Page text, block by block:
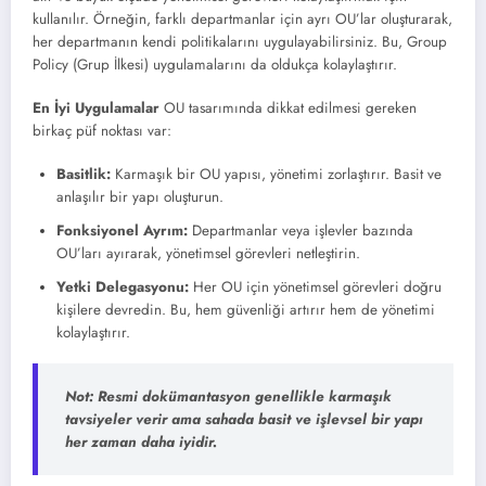
kullanılır. Örneğin, farklı departmanlar için ayrı OU’lar oluşturarak,
her departmanın kendi politikalarını uygulayabilirsiniz. Bu, Group
Policy (Grup İlkesi) uygulamalarını da oldukça kolaylaştırır.
En İyi Uygulamalar OU tasarımında dikkat edilmesi gereken
birkaç püf noktası var:
Basitlik: Karmaşık bir OU yapısı, yönetimi zorlaştırır. Basit ve
anlaşılır bir yapı oluşturun.
Fonksiyonel Ayrım: Departmanlar veya işlevler bazında
OU’ları ayırarak, yönetimsel görevleri netleştirin.
Yetki Delegasyonu: Her OU için yönetimsel görevleri doğru
kişilere devredin. Bu, hem güvenliği artırır hem de yönetimi
kolaylaştırır.
Not: Resmi dokümantasyon genellikle karmaşık
tavsiyeler verir ama sahada basit ve işlevsel bir yapı
her zaman daha iyidir.